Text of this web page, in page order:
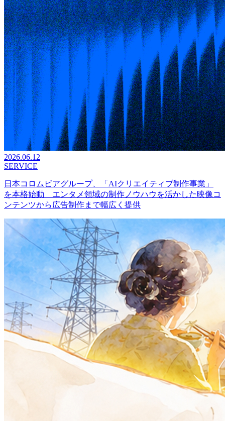
2026.06.12
SERVICE
日本コロムビアグループ、「AIクリエイティブ制作事業」
を本格始動 エンタメ領域の制作ノウハウを活かした映像コ
ンテンツから広告制作まで幅広く提供